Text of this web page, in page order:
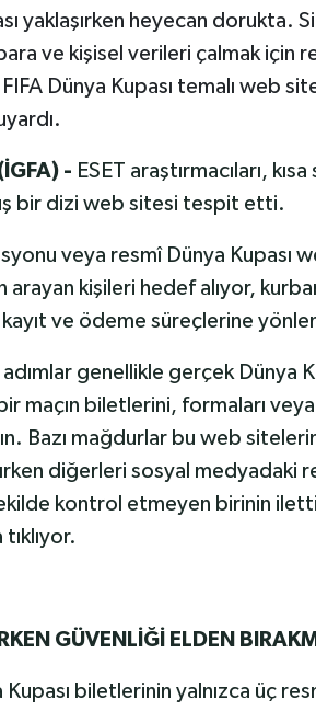
yaklaşırken heyecan dorukta.
ve kişisel verileri çalmak için
Dünya Kupası temalı web
- ESET araştırmacıları,
bir dizi web sitesi tespit etti.
veya resmî Dünya Kupası
arayan kişileri hedef alıyor,
ve ödeme süreçlerine
genellikle gerçek Dünya
maçın biletlerini, formaları
Bazı mağdurlar bu web
diğerleri sosyal medyadaki
kontrol etmeyen birinin
GÜVENLİĞİ ELDEN
Kupası biletlerinin yalnızca üç